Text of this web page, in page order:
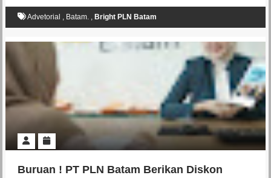
Advetorial , Batam., Bright PLN Batam
Buruan ! PT PLN Batam Berikan Diskon